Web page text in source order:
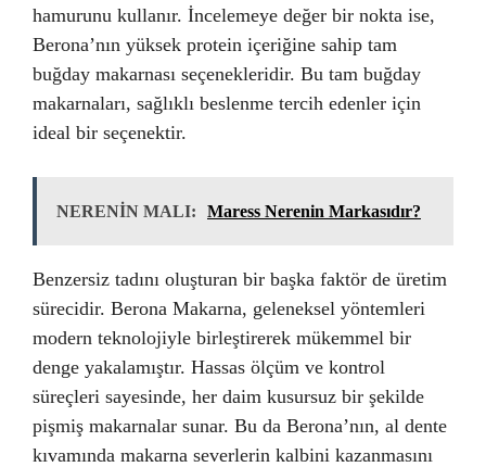
hamurunu kullanır. İncelemeye değer bir nokta ise,
Berona’nın yüksek protein içeriğine sahip tam
buğday makarnası seçenekleridir. Bu tam buğday
makarnaları, sağlıklı beslenme tercih edenler için
ideal bir seçenektir.
NERENİN MALI: Maress Nerenin Markasıdır?
Benzersiz tadını oluşturan bir başka faktör de üretim
sürecidir. Berona Makarna, geleneksel yöntemleri
modern teknolojiyle birleştirerek mükemmel bir
denge yakalamıştır. Hassas ölçüm ve kontrol
süreçleri sayesinde, her daim kusursuz bir şekilde
pişmiş makarnalar sunar. Bu da Berona’nın, al dente
kıvamında makarna severlerin kalbini kazanmasını